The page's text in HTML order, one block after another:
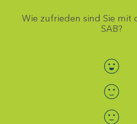
Wie zufrieden sind Sie mit
SAB?